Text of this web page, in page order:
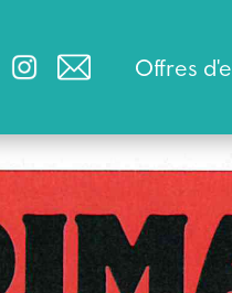
Offres